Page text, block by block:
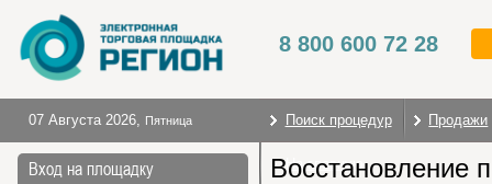
8 800 600 72 28
07 Августа 2026, Пятница Поиск процедур Продажи
На главную
Вход на площадку Восстановление